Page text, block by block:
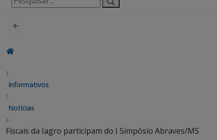
por:
Informativos
Notícias
Fiscais da Iagro participam do I Simpósio Abraves/MS